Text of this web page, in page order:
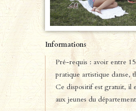
Informations
Pré-requis : avoir entre
pratique artistique danse,
Ce dispositif est gratuit, il
aux jeunes du